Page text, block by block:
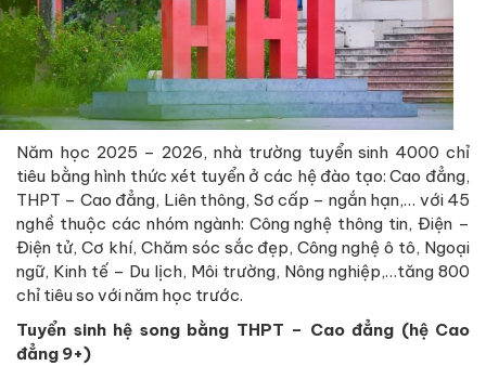
Năm học 2025 – 2026, nhà trường tuyển sinh 4000 chỉ
tiêu bằng hình thức xét tuyển ở các hệ đào tạo: Cao đẳng,
THPT – Cao đẳng, Liên thông, Sơ cấp – ngắn hạn,… với 45
nghề thuộc các nhóm ngành: Công nghệ thông tin, Điện –
Điện tử, Cơ khí, Chăm sóc sắc đẹp, Công nghệ ô tô, Ngoại
ngữ, Kinh tế – Du lịch, Môi trường, Nông nghiệp,…tăng 800
chỉ tiêu so với năm học trước.
Tuyển sinh hệ song bằng THPT – Cao đẳng (hệ Cao
đẳng 9+)